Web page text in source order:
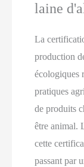
laine
La
production
écologiques
pratiques
de produits
être animal.
cette
passant par